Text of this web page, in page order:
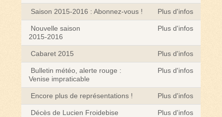
Saison 2015-2016 : Abonnez-vous ! Plus d'infos
Nouvelle saison
2015-2016
Plus d'infos
Cabaret 2015 Plus d'infos
Bulletin météo, alerte rouge :
Venise impraticable
Plus d'infos
Encore plus de représentations ! Plus d'infos
Décès de Lucien Froidebise Plus d'infos